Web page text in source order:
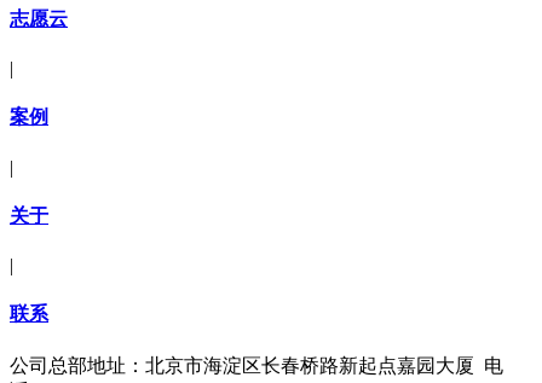
志愿云
|
案例
|
关于
|
联系
公司总部地址：北京市海淀区长春桥路新起点嘉园大厦 电